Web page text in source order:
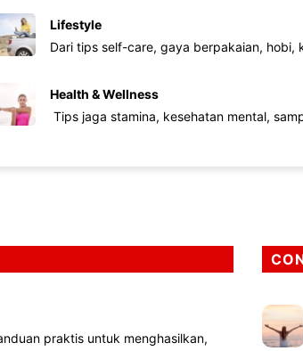
Lifestyle
Dari tips self-care, gaya berpakaian,
Health & Wellness
Tips jaga stamina, kesehatan mental,
praktis untuk menghasilkan,